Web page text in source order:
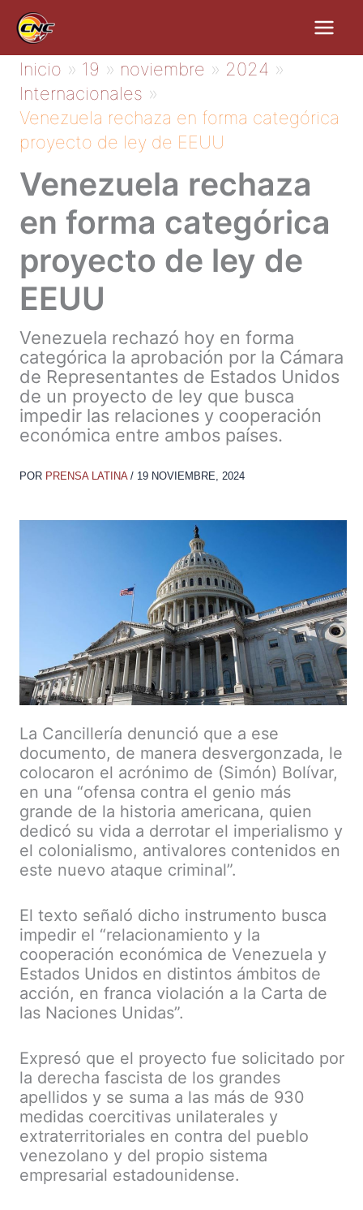
contenido
Inicio 19 noviembre
2024
Internacionales
Venezuela rechaza en forma categórica
proyecto de ley de EEUU
Venezuela rechaza
en forma categórica
proyecto de ley de
EEUU
Venezuela rechazó hoy en forma
categórica la aprobación por la Cámara
de Representantes de Estados Unidos
de un proyecto de ley que busca
impedir las relaciones y cooperación
económica entre ambos países.
POR PRENSA LATINA / 19 NOVIEMBRE, 2024
La Cancillería denunció que a ese
documento, de manera desvergonzada, le
colocaron el acrónimo de (Simón) Bolívar,
en una “ofensa contra el genio más
grande de la historia americana, quien
dedicó su vida a derrotar el imperialismo y
el colonialismo, antivalores contenidos en
este nuevo ataque criminal”.
El texto señaló dicho instrumento busca
impedir el “relacionamiento y la
cooperación económica de Venezuela y
Estados Unidos en distintos ámbitos de
acción, en franca violación a la Carta de
las Naciones Unidas”.
Expresó que el proyecto fue solicitado por
la derecha fascista de los grandes
apellidos y se suma a las más de 930
medidas coercitivas unilaterales y
extraterritoriales en contra del pueblo
venezolano y del propio sistema
empresarial estadounidense.